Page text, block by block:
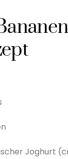
Joghurt